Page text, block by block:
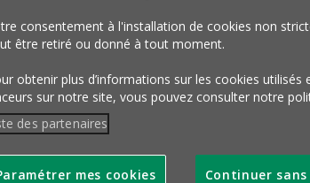
attaché à prendre le pouls du monde
qui aura vu le mot crise associé à économique et
force est de constater que ce pouls ne bat
sur la voie d’arrêt d’urgence, suite
les automobilistes se sont retrouvés
neufs, les maux du secteur l’emportaient sur leurs
consentement à l'installation de cookies non
être retiré ou donné à tout moment.
obtenir plus d’informations sur les cookies
sur notre site, vous pouvez consulter notre
des partenaires
Continuer
mes cookies